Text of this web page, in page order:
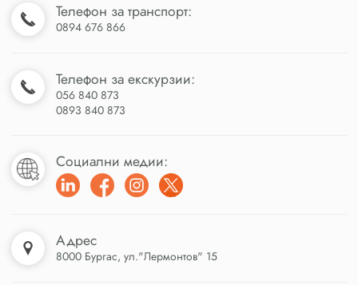
Телефон за транспорт:
0894 676 866
Телефон за екскурзии:
056 840 873
0893 840 873
Социални медии:
Адрес
8000 Бургас, ул."Лермонтов" 15